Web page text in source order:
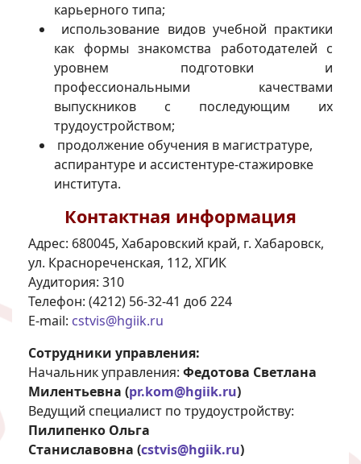
карьерного типа;
использование видов учебной практики
как формы знакомства работодателей с
уровнем подготовки и
профессиональными качествами
выпускников с последующим их
трудоустройством;
продолжение обучения в магистратуре,
аспирантуре и ассистентуре-стажировке
института.
Контактная информация
Адрес: 680045, Хабаровский край, г. Хабаровск,
ул. Краснореченская, 112, ХГИК
Аудитория: 310
Телефон: (4212) 56-32-41 доб 224
E-mail: cstvis@hgiik.ru
Сотрудники управления:
Начальник управления: Федотова Светлана
Милентьевна (pr.kom@hgiik.ru)
Ведущий специалист по трудоустройству:
Пилипенко Ольга
Станиславовна (cstvis@hgiik.ru)